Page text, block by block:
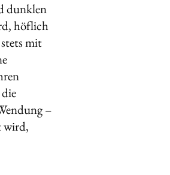
dunklen
höflich
mit
–
wird,